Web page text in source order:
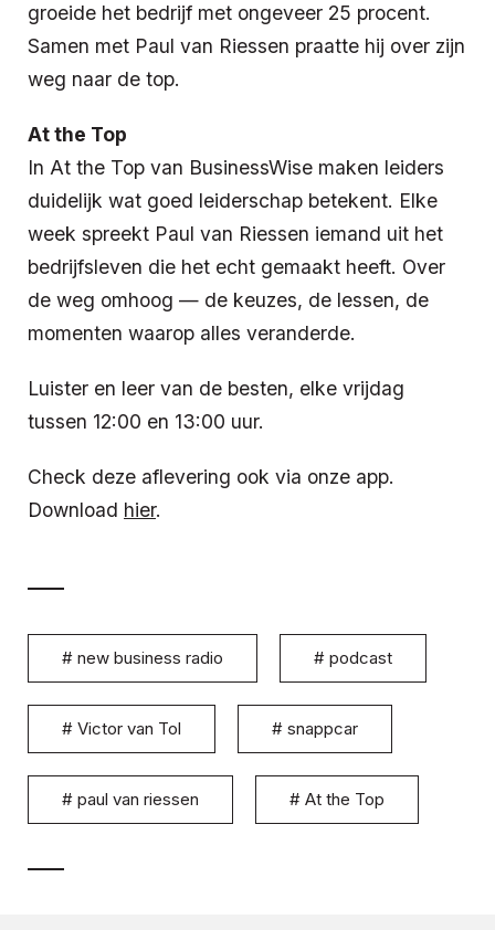
groeide het bedrijf met ongeveer 25 procent.
Samen met Paul van Riessen praatte hij over zijn
weg naar de top.
At the Top
In At the Top van BusinessWise maken leiders
duidelijk wat goed leiderschap betekent. Elke
week spreekt Paul van Riessen iemand uit het
bedrijfsleven die het echt gemaakt heeft. Over
de weg omhoog — de keuzes, de lessen, de
momenten waarop alles veranderde.
Luister en leer van de besten, elke vrijdag
tussen 12:00 en 13:00 uur.
Check deze aflevering ook via onze app.
Download hier.
# new business radio # podcast
# Victor van Tol # snappcar
# paul van riessen # At the Top